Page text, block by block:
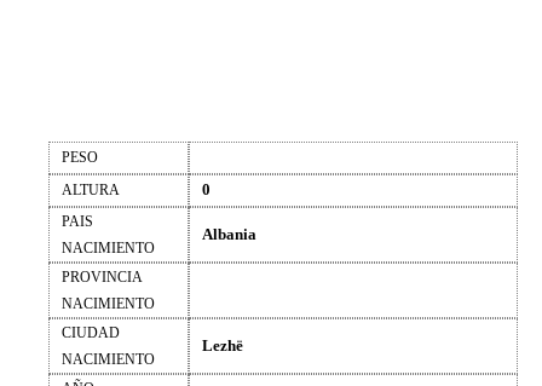
PESO
ALTURA
0
PAIS
NACIMIENTO
Albania
PROVINCIA
NACIMIENTO
CIUDAD
NACIMIENTO
Lezhë